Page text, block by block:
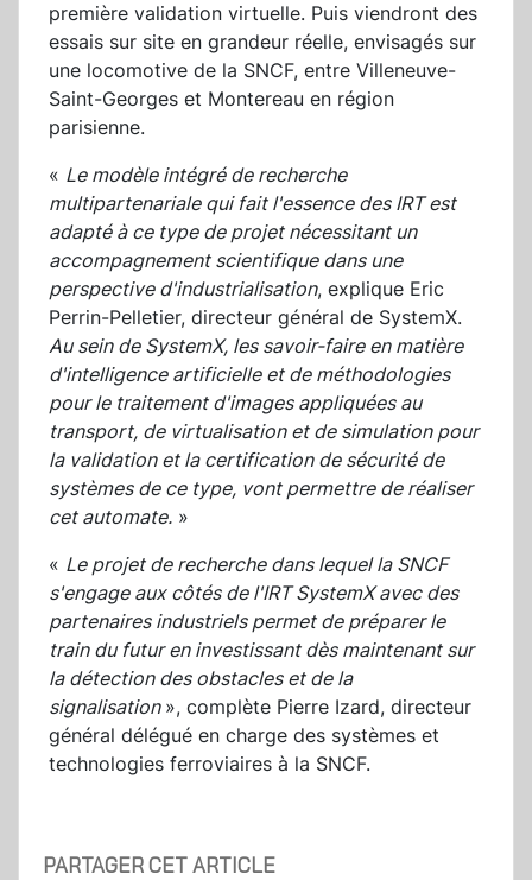
première validation virtuelle. Puis viendront des
essais sur site en grandeur réelle, envisagés sur
une locomotive de la SNCF, entre Villeneuve-
Saint-Georges et Montereau en région
parisienne.
« Le modèle intégré de recherche
multipartenariale qui fait l'essence des IRT est
adapté à ce type de projet nécessitant un
accompagnement scientifique dans une
perspective d'industrialisation, explique Eric
Perrin-Pelletier, directeur général de SystemX.
Au sein de SystemX, les savoir-faire en matière
d'intelligence artificielle et de méthodologies
pour le traitement d'images appliquées au
transport, de virtualisation et de simulation pour
la validation et la certification de sécurité de
systèmes de ce type, vont permettre de réaliser
cet automate. »
« Le projet de recherche dans lequel la SNCF
s'engage aux côtés de l'IRT SystemX avec des
partenaires industriels permet de préparer le
train du futur en investissant dès maintenant sur
la détection des obstacles et de la
signalisation », complète Pierre Izard, directeur
général délégué en charge des systèmes et
technologies ferroviaires à la SNCF.
PARTAGER CET ARTICLE